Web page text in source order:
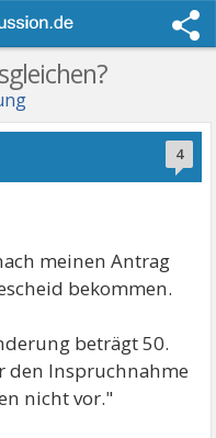
4
meinen Antrag
bekommen.
beträgt 50.
den Inspruchnahme
nicht vor."